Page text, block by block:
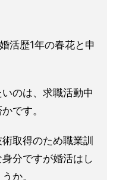
活歴1年の春花と申
のは、求職活動中
です。
取得のため職業訓
分ですが婚活はし
か。